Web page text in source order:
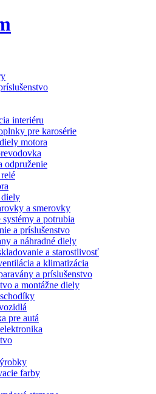
interiéru
pre karosérie
motora
odpruženie
diely
a smerovky
a potrubia
a príslušenstvo
a náhradné diely
a starostlivosť
a klimatizácia
a príslušenstvo
a montážne diely
pre autá
farby